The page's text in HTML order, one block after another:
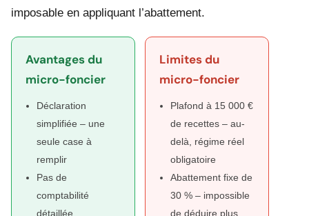
imposable en appliquant l’abattement.
Avantages du
micro-foncier
Déclaration
simplifiée – une
seule case à
remplir
Pas de
comptabilité
détaillée
Limites du
micro-foncier
Plafond à 15 000 €
de recettes – au-
delà, régime réel
obligatoire
Abattement fixe de
30 % – impossible
de déduire plus